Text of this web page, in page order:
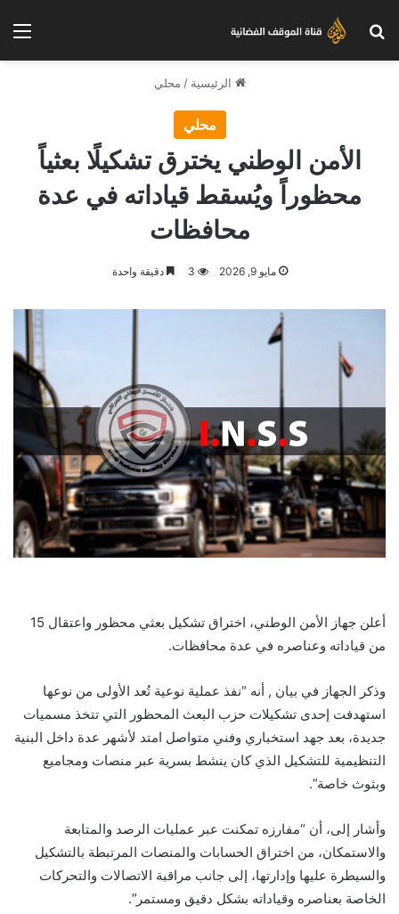
بحث عن
الرئيسية / محلي
محلي
الأمن الوطني يخترق تشكيلًا بعثياً
محظوراً ويُسقط قياداته في عدة
محافظات
مايو 9, 2026 3 دقيقة واحدة
أعلن جهاز الأمن الوطني، اختراق تشكيل بعثي محظور واعتقال 15
من قياداته وعناصره في عدة محافظات.
وذكر الجهاز في بيان , أنه “نفذ عملية نوعية تُعد الأولى من نوعها
استهدفت إحدى تشكيلات حزب البعث المحظور التي تتخذ مسميات
جديدة، بعد جهد استخباري وفني متواصل امتد لأشهر عدة داخل البنية
التنظيمية للتشكيل الذي كان ينشط بسرية عبر منصات ومجاميع
وبثوث خاصة”.
وأشار إلى، أن “مفارزه تمكنت عبر عمليات الرصد والمتابعة
والاستمكان، من اختراق الحسابات والمنصات المرتبطة بالتشكيل
والسيطرة عليها وإدارتها، إلى جانب مراقبة الاتصالات والتحركات
الخاصة بعناصره وقياداته بشكل دقيق ومستمر”.